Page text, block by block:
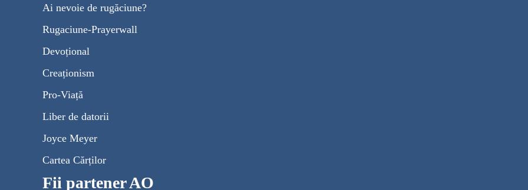
Ai nevoie de rugăciune?
Rugaciune-Prayerwall
Devoțional
Creaționism
Pro-Viață
Liber de datorii
Joyce Meyer
Cartea Cărților
Fii partener AO